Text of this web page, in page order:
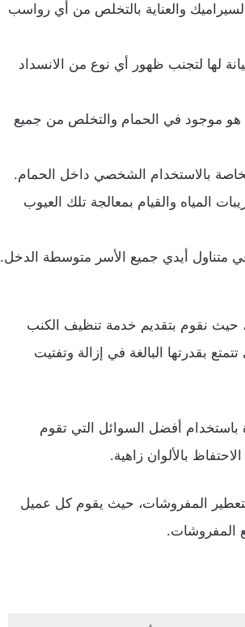
والعناية بالتخلص من أي رواسب
لها لتجنب ظهور أي نوع من الانسداد
هو موجود في الحمام والتخلص من جميع
بالاستخدام الشخصي داخل الحمام.
المياه والقيام بمعالجة تلك العيوب
متناول أيدي جميع الأسر متوسطة الدخل.
حيث نقوم بتقديم خدمة تنظيف الكنب
بقدرتها البالغة في إزالة وتفتيت
أفضل السوائل التي تقوم
بالألوان زاهية.
المفروشات، حيث يقوم كل عميل
المفروشات.